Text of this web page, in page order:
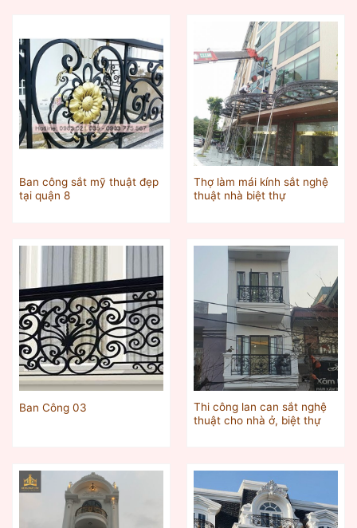
Ban công sắt mỹ thuật đẹp
tại quận 8
Thợ làm mái kính sắt nghệ
thuật nhà biệt thự
Ban Công 03
Thi công lan can sắt nghệ
thuật cho nhà ở, biệt thự